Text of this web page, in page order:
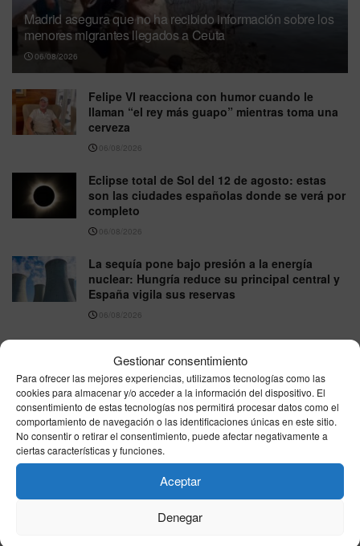
Gestionar consentimiento
Para ofrecer las mejores experiencias, utilizamos tecnologías como las
cookies para almacenar y/o acceder a la información del dispositivo. El
consentimiento de estas tecnologías nos permitirá procesar datos como el
comportamiento de navegación o las identificaciones únicas en este sitio.
No consentir o retirar el consentimiento, puede afectar negativamente a
ciertas características y funciones.
Aceptar
Denegar
Madrid asegura que no ha recibido información sobre los
menores migrantes llegados a Ceuta
06/08/2026
Felipe VI reacciona con humor cuando le
llaman “el rey más guapo” mientras toma una
cerveza
06/08/2026
Eclipse total de Sol del 12 de agosto: estas
son las ciudades españolas donde se verá por
completo
06/08/2026
La sequía pone bajo presión a la energía
nuclear: Hungría reduce su principal central y
España vigila sus reservas
06/08/2026
Niño muy fuerte, pero los expertos piden
cautela ante los pronósticos extremos
06/08/2026
Starlite Marbella 2026: cómo llegar, dónde
comprar entradas y qué conciertos quedan en
agosto
España afronta un jueves de contrastes:
granizo en el nordeste y hasta 39 grados en el